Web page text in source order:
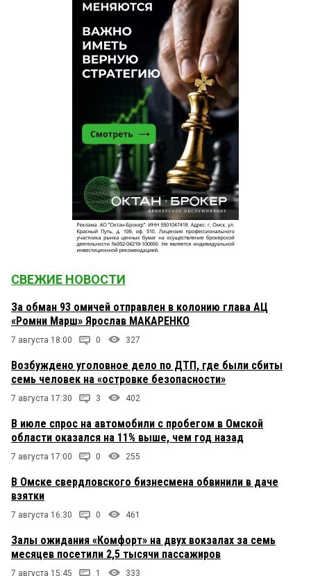
СВЕЖИЕ НОВОСТИ
За обман 93 омичей отправлен в колонию глава АЦ
«Ромни Марш» Ярослав МАКАРЕНКО
7 августа 18:00 0 327
Возбуждено уголовное дело по ДТП, где были сбиты
семь человек на «островке безопасности»
7 августа 17:30 3 402
В июле спрос на автомобили с пробегом в Омской
области оказался на 11% выше, чем год назад
7 августа 17:00 0 255
В Омске свердловского бизнесмена обвинили в даче
взятки
7 августа 16:30 0 461
Залы ожидания «Комфорт» на двух вокзалах за семь
месяцев посетили 2,5 тысячи пассажиров
7 августа 15:45 1 333